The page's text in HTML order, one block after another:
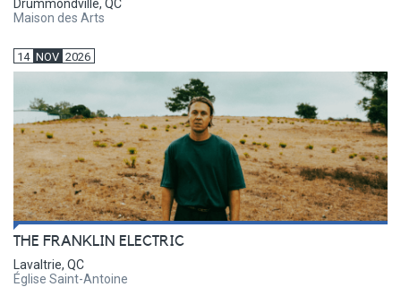
Drummondville, QC
Maison des Arts
14 NOV 2026
THE FRANKLIN ELECTRIC
Lavaltrie, QC
Église Saint-Antoine